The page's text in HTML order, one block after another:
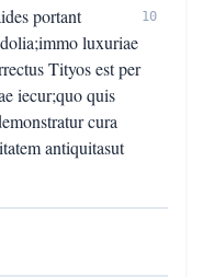
portant
luxuriae
Tityos est per
iecur;quo quis
cura
antiquitasut
10